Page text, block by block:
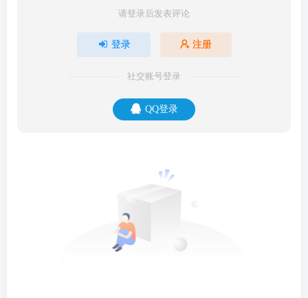
请登录后发表评论
登录 注册
社交账号登录
QQ登录